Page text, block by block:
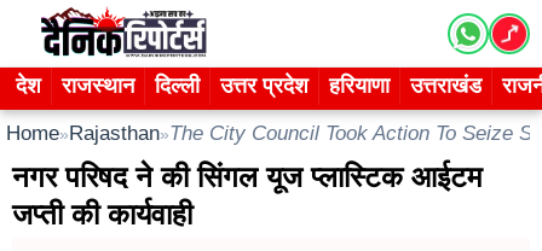
content
देश राजस्थान दिल्ली उत्तर प्रदेश हरियाणा उत्तराखंड
Home»Rajasthan»The City Council Took Action To Seize
नगर परिषद ने की सिंगल यूज प्लास्टिक आईटम
जप्ती की कार्यवाही